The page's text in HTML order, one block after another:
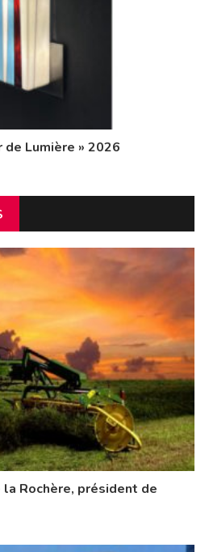
Lumière » 2026
Rochère, président de